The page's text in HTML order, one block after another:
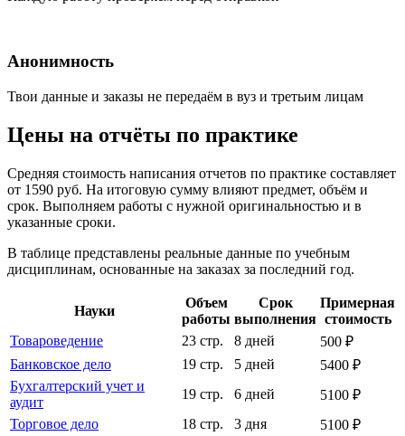
Анонимность
Твои данные и заказы не передаём в вуз и третьим лицам
Цены на отчёты по практике
Средняя стоимость написания отчетов по практике составляет
от 1590 руб. На итоговую сумму влияют предмет, объём и
срок. Выполняем работы с нужной оригинальностью и в
указанные сроки.
В таблице представлены реальные данные по учебным
дисциплинам, основанные на заказах за последний год.
Науки
Объем
работы
Срок
выполнения
Примерная
стоимость
Товароведение
23 стр. 8 дней
500 ₽
Банковское дело
19 стр. 5 дней
5400 ₽
Бухгалтерский учет и
аудит
19 стр. 6 дней
5100 ₽
Торговое дело
18 стр. 3 дня
5100 ₽